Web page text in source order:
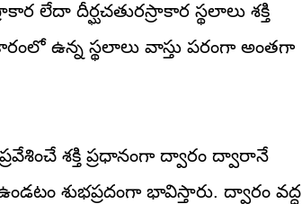
లేదా దీర్ఘచతురస్రాకార స్థలాలు శక్తి
ఉన్న స్థలాలు వాస్తు పరంగా అంతగా
శక్తి ప్రధానంగా ద్వారం ద్వారానే
శుభప్రదంగా భావిస్తారు. ద్వారం వద్ద